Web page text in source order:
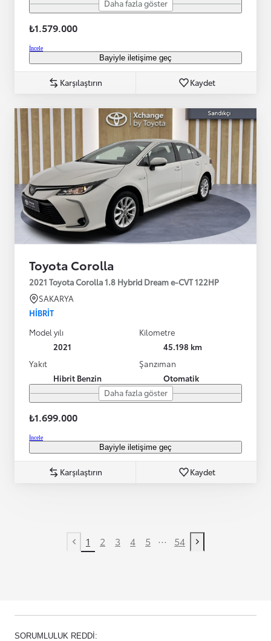
Daha fazla göster
₺1.579.000
İncele
Bayiyle iletişime geç
Karşılaştırın Kaydet
Toyota Corolla
2021 Toyota Corolla 1.8 Hybrid Dream e-CVT 122HP
SAKARYA
HIBRIT
Model yılı
2021
Kilometre
45.198 km
Yakıt
Hibrit Benzin
Şanzıman
Otomatik
Daha fazla göster
₺1.699.000
İncele
Bayiyle iletişime geç
Karşılaştırın Kaydet
Previous page
1 2 3 4 5 ... 54
Next page
SORUMLULUK REDDI: